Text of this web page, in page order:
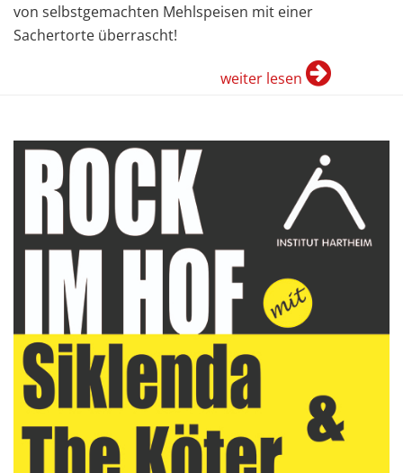
von selbstgemachten Mehlspeisen mit einer
Sachertorte überrascht!
weiter lesen